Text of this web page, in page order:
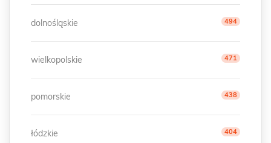
dolnośląskie 494
wielkopolskie 471
pomorskie 438
łódzkie 404